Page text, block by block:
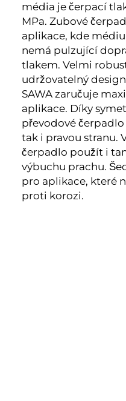
média je čerpací
MPa. Zubové
aplikace, kde
nemá pulzující
tlakem. Velmi
udržovatelný
SAWA zaručuje
aplikace. Díky
převodové
tak i pravou stranu.
čerpadlo použít i
výbuchu prachu.
pro aplikace, které
proti korozi.